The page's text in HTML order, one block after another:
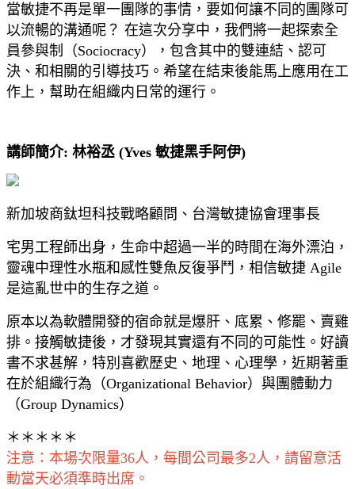
當敏捷不再是單一團隊的事情，要如何讓不同的團隊可
以流暢的溝通呢？ 在這次分享中，我們將一起探索全
員參與制（Sociocracy），包含其中的雙連結、認可
決、和相關的引導技巧。希望在結束後能馬上應用在工
作上，幫助在組織内日常的運行。
講師簡介: 林裕丞 (Yves 敏捷黑手阿伊)
新加坡商鈦坦科技戰略顧問、台灣敏捷協會理事長
宅男工程師出身，生命中超過一半的時間在海外漂泊，
靈魂中理性水瓶和感性雙魚反復爭鬥，相信敏捷 Agile
是這亂世中的生存之道。
原本以為軟體開發的宿命就是爆肝、底累、修罷、賣雞
排。接觸敏捷後，才發現其實還有不同的可能性。好讀
書不求甚解，特別喜歡歷史、地理、心理學，近期著重
在於組織行為（Organizational Behavior）與團體動力
（Group Dynamics）
＊＊＊＊＊
注意：本場次限量36人，每間公司最多2人，請留意活
動當天必須準時出席。